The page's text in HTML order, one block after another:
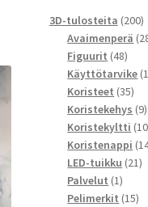
3D-tulosteita 200
Avaimenperä
Figuurit 4848
Käyttötarvike
Koristeet 3535
Koristekehys 99
Koristekyltti 10
Koristenappi
LED-tuikku 2121
Palvelut 11
tuote
Pelimerkit 1515